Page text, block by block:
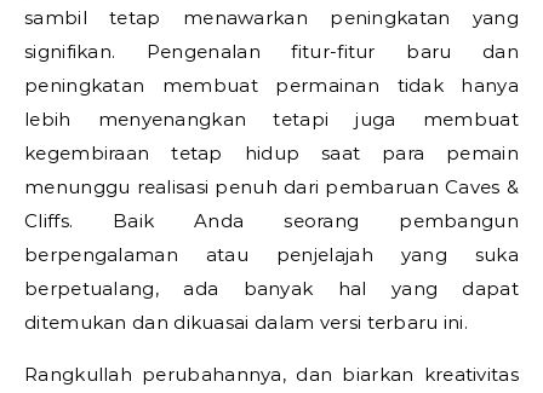
sambil tetap menawarkan peningkatan yang
signifikan. Pengenalan fitur-fitur baru dan
peningkatan membuat permainan tidak hanya
lebih menyenangkan tetapi juga membuat
kegembiraan tetap hidup saat para pemain
menunggu realisasi penuh dari pembaruan Caves &
Cliffs. Baik Anda seorang pembangun
berpengalaman atau penjelajah yang suka
berpetualang, ada banyak hal yang dapat
ditemukan dan dikuasai dalam versi terbaru ini.
Rangkullah perubahannya, dan biarkan kreativitas